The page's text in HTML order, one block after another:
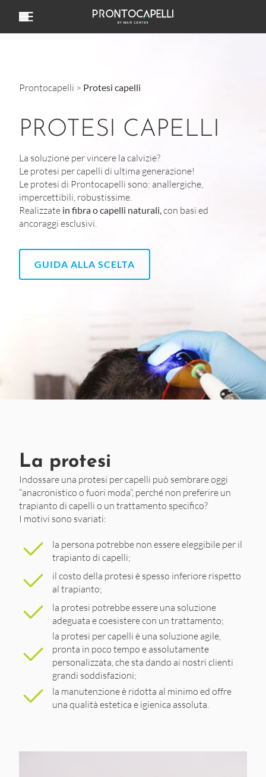
Prontocapelli > Protesi capelli
PROTESI CAPELLI
La soluzione per vincere la calvizie?
Le protesi per capelli di ultima generazione!
Le protesi di Prontocapelli sono: anallergiche,
impercettibili, robustissime.
Realizzate in fibra o capelli naturali,con basi ed
ancoraggi esclusivi.
GUIDA ALLA SCELTA
La protesi
Indossare una protesi per capelli può sembrare oggi
“anacronistico o fuori moda”, perché non preferire un
trapianto di capelli o un trattamento specifico?
I motivi sono svariati:
la persona potrebbe non essere eleggibile per il
trapianto di capelli;
il costo della protesi è spesso inferiore rispetto
al trapianto;
la protesi potrebbe essere una soluzione
adeguata e coesistere con un trattamento;
la protesi per capelli è una soluzione agile,
pronta in poco tempo e assolutamente
personalizzata, che sta dando ai nostri clienti
grandi soddisfazioni;
la manutenzione è ridotta al minimo ed offre
una qualità estetica e igienica assoluta.